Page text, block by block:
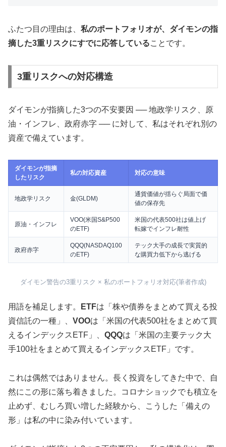
ふたつ目の理由は、 私のポートフォリオが、ダイモンの指
摘した3重リスクにすでに応答していることです。
3重リスクへの対応構造
ダイモンが指摘した3つの不安要因 ── 地政学リスク、原
油・インフレ、政府赤字 ── に対して、私はそれぞれ別の
資産で備えています。
ダイモンが指摘
したリスク
私の対応資産 対応の意味
地政学リスク 金(GLDM)
通貨価値が揺らぐ局面で価
値の保存先
原油・インフレ
VOO(米国S&P500
のETF)
米国の代表500社は値上げ
転嫁でインフレ耐性
政府赤字
QQQ(NASDAQ100
のETF)
テック大手の成長で実質的
な購買力低下から逃げる
ダイモン警告の3重リスク × 私のポートフォリオ対応(筆者作成)
用語を補足します。 ETFは「株や債券をまとめて買える投
資信託の一種」、 VOOは「米国の代表500社をまとめて買
えるインデックスETF」、 QQQは「米国の主要テック大
手100社をまとめて買えるインデックスETF」です。
これは偶然ではありません。長く投資をしてきた中で、自
然にこの形に落ち着きました。コロナショックでも積立を
止めず、むしろ買い増した経験から、こうした「備えの
形」は私の中に染み付いています。